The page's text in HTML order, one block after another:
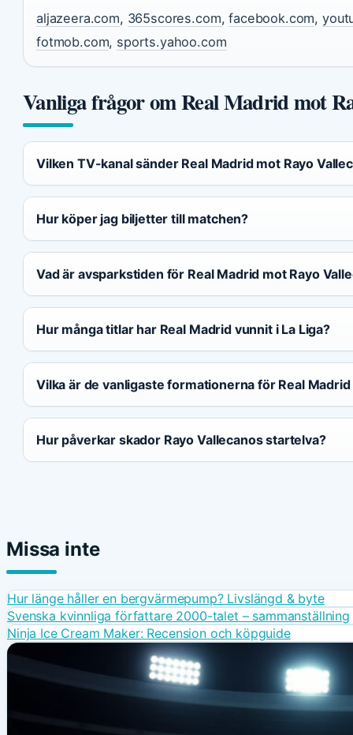
aljazeera.com, 365scores.com,facebook.com,
fotmob.com, sports.yahoo.com
Vanliga frågor om Real Madrid mot
Vilken TV-kanal sänder Real Madrid mot Rayo
Hur köper jag biljetter till matchen?
Vad är avsparkstiden för Real Madrid mot Rayo
Hur många titlar har Real Madrid vunnit i La Liga?
Vilka är de vanligaste formationerna för Real
Hur påverkar skador Rayo Vallecanos startelva?
Missa inte
Hur länge håller en bergvärmepump? Livslängd & byte
Svenska kvinnliga författare 2000-talet – sammanställning
Ninja Ice Cream Maker: Recension och köpguide